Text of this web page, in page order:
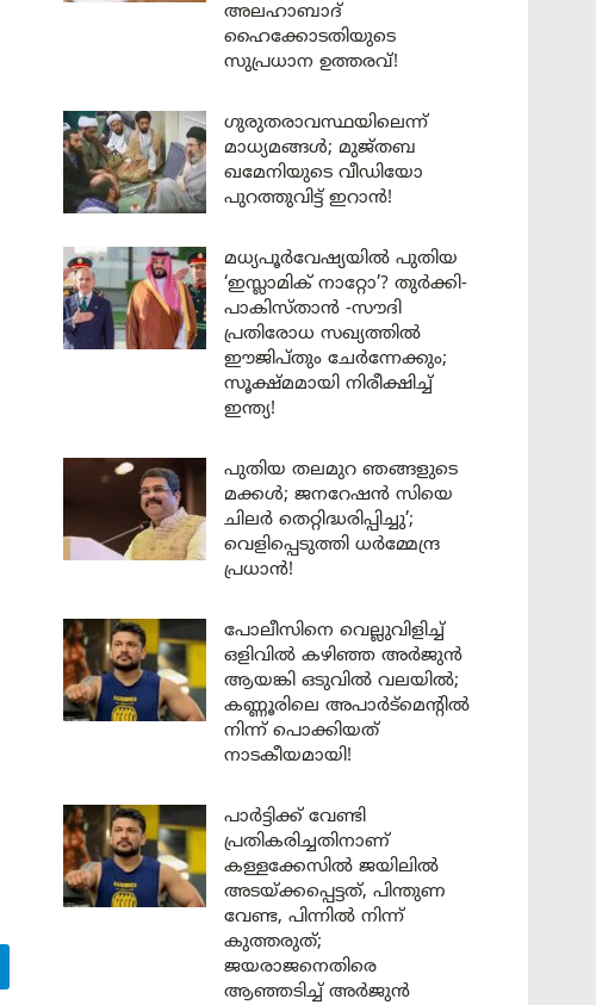
അലഹാബാദ്
ഹൈക്കോടതിയുടെ
സുപ്രധാന ഉത്തരവ്!
ഗുരുതരാവസ്ഥയിലെന്ന്
മാധ്യമങ്ങൾ; മുജ്തബ
ഖമേനിയുടെ വീഡിയോ
പുറത്തുവിട്ട് ഇറാൻ!
മധ്യപൂർവേഷ്യയിൽ പുതിയ
‘ഇസ്ലാമിക് നാറ്റോ’? തുർക്കി-
പാകിസ്താൻ -സൗദി
പ്രതിരോധ സഖ്യത്തിൽ
ഈജിപ്തും ചേർന്നേക്കും;
സൂക്ഷ്മമായി നിരീക്ഷിച്ച്
ഇന്ത്യ!
പുതിയ തലമുറ ഞങ്ങളുടെ
മക്കൾ; ജനറേഷൻ സിയെ
ചിലർ തെറ്റിദ്ധരിപ്പിച്ചു’;
വെളിപ്പെടുത്തി ധർമ്മേന്ദ്ര
പ്രധാൻ!
പോലീസിനെ വെല്ലുവിളിച്ച്
ഒളിവിൽ കഴിഞ്ഞ അർജുൻ
ആയങ്കി ഒടുവിൽ വലയിൽ;
കണ്ണൂരിലെ അപാർട്മെന്റിൽ
നിന്ന് പൊക്കിയത്
നാടകീയമായി!
പാർട്ടിക്ക് വേണ്ടി
പ്രതികരിച്ചതിനാണ്
കള്ളക്കേസിൽ ജയിലിൽ
അടയ്ക്കപ്പെട്ടത്, പിന്തുണ
വേണ്ട, പിന്നിൽ നിന്ന്
കുത്തരുത്;
ജയരാജനെതിരെ
ആഞ്ഞടിച്ച് അർജുൻ